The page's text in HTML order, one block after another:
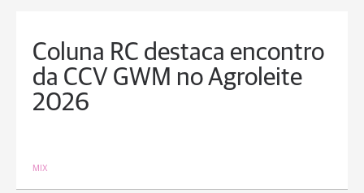
Coluna RC destaca encontro
da CCV GWM no Agroleite
2026
MIX